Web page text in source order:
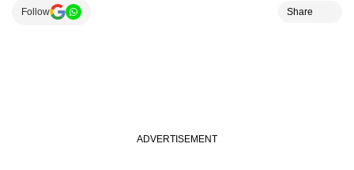
Follow Share